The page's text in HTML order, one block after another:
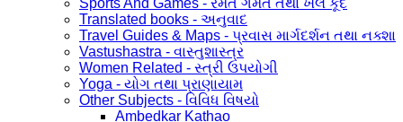
Translated books - અનુવાદ
Travel Guides & Maps - પ્રવાસ માર્ગદર્શન તથા નક્શા
Vastushastra - વાસ્તુશાસ્ત્ર
Women Related - સ્ત્રી ઉપયોગી
Yoga - યોગ તથા પ્રાણાયામ
Other Subjects - વિવિધ વિષયો
Ambedkar Kathao